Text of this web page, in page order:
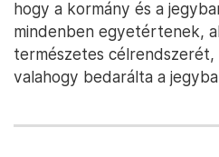
hogy a kormány és a
mindenben egyetértenek,
természetes
valahogy bedarálta a